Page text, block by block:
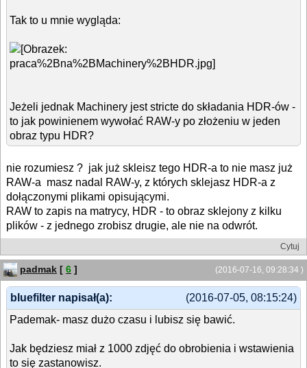
Tak to u mnie wygląda:
Jeżeli jednak Machinery jest stricte do składania HDR-ów -
to jak powinienem wywołać RAW-y po złożeniu w jeden
obraz typu HDR?
nie rozumiesz ? jak już skleisz tego HDR-a to nie masz już
RAW-a masz nadal RAW-y, z których sklejasz HDR-a z
dołączonymi plikami opisującymi.
RAW to zapis na matrycy, HDR - to obraz sklejony z kilku
plików - z jednego zrobisz drugie, ale nie na odwrót.
Cytuj
(2016-07-16, 09:28:34 )
padmak [ 6 ]
(2016-07-05, 08:15:24)
bluefilter napisał(a):
Pademak- masz dużo czasu i lubisz się bawić.
Jak będziesz miał z 1000 zdjęć do obrobienia i wstawienia
to się zastanowisz.